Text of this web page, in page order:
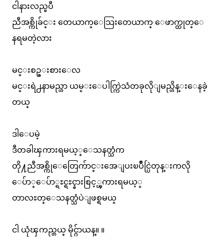
ငါနားလည္ၿပီ
ညီအစ္ကိုခ်င္း တေယာက္ေသြးတေယာက္ ေဖာက္ထုတ္ေ
နရမတဲ့လား
မင္းစဥ္းစားေလ
မင္းရဲ႕နာမည္ဟာ ယမ္းေပါက္ကြဲသံတခုလိုျမည္ဟိန္းေနခဲ့
တယ္
ဒါေပမဲ့
ဒီတခါၾကားရမယ့္ေသနတ္သံက
တို႔ညီအစ္ကိုေတြေက်ာင္းအေျပးၿပိဳင္ပြဲတုန္းကလို
ေပ်ာ္ေပ်ာ္ရႊင္ရႊင္နားစြင့္ၾကားရမယ့္
တာလႊတ္ေသနတ္သံပဲျဖစ္ရမယ္
ငါ ယုံၾကည္တယ္ မိုင္ဂ်ာယန္။ ။